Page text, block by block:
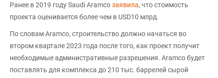
Ранее в 2019 году Saudi Aramcoзаявила, что стоимость
проекта оценивается более чем в USD10 млрд.
По словам Aramco, строительство должно начаться во
втором квартале 2023 года после того, как проект получит
необходимые административные разрешения. Aramco будет
поставлять для комплекса до 210 тыс. баррелей сырой